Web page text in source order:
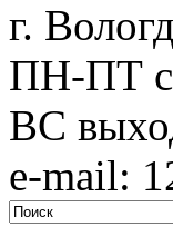
г.
ПН-ПТ c
ВС
e-mail: